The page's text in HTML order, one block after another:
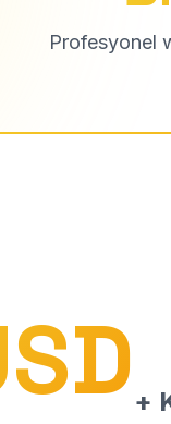
Profesyonel
+